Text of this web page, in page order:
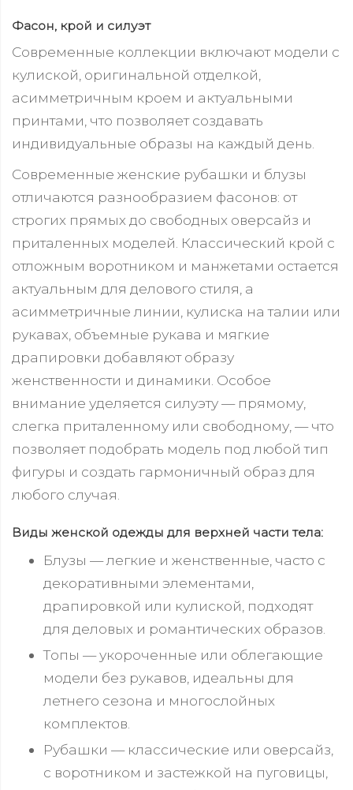
Фасон, крой и силуэт
Современные коллекции включают модели с
кулиской, оригинальной отделкой,
асимметричным кроем и актуальными
принтами, что позволяет создавать
индивидуальные образы на каждый день.
Современные женские рубашки и блузы
отличаются разнообразием фасонов: от
строгих прямых до свободных оверсайз и
приталенных моделей. Классический крой с
отложным воротником и манжетами остается
актуальным для делового стиля, а
асимметричные линии, кулиска на талии или
рукавах, объемные рукава и мягкие
драпировки добавляют образу
женственности и динамики. Особое
внимание уделяется силуэту — прямому,
слегка приталенному или свободному, — что
позволяет подобрать модель под любой тип
фигуры и создать гармоничный образ для
любого случая.
Виды женской одежды для верхней части тела:
Блузы — легкие и женственные, часто с
декоративными элементами,
драпировкой или кулиской, подходят
для деловых и романтических образов.
Топы — укороченные или облегающие
модели без рукавов, идеальны для
летнего сезона и многослойных
комплектов.
Рубашки — классические или оверсайз,
с воротником и застежкой на пуговицы,